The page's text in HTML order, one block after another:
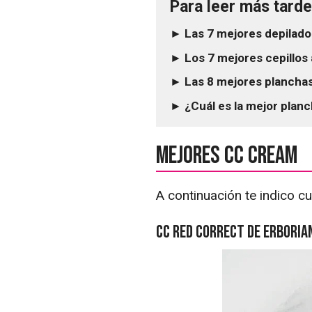
Para leer más
► Las 7 mejores
► Los 7 mejores cepillos
► Las 8 mejores
► ¿Cuál es la mejor
Mejores CC Cream
A continuación te indico
CC Red Correct de